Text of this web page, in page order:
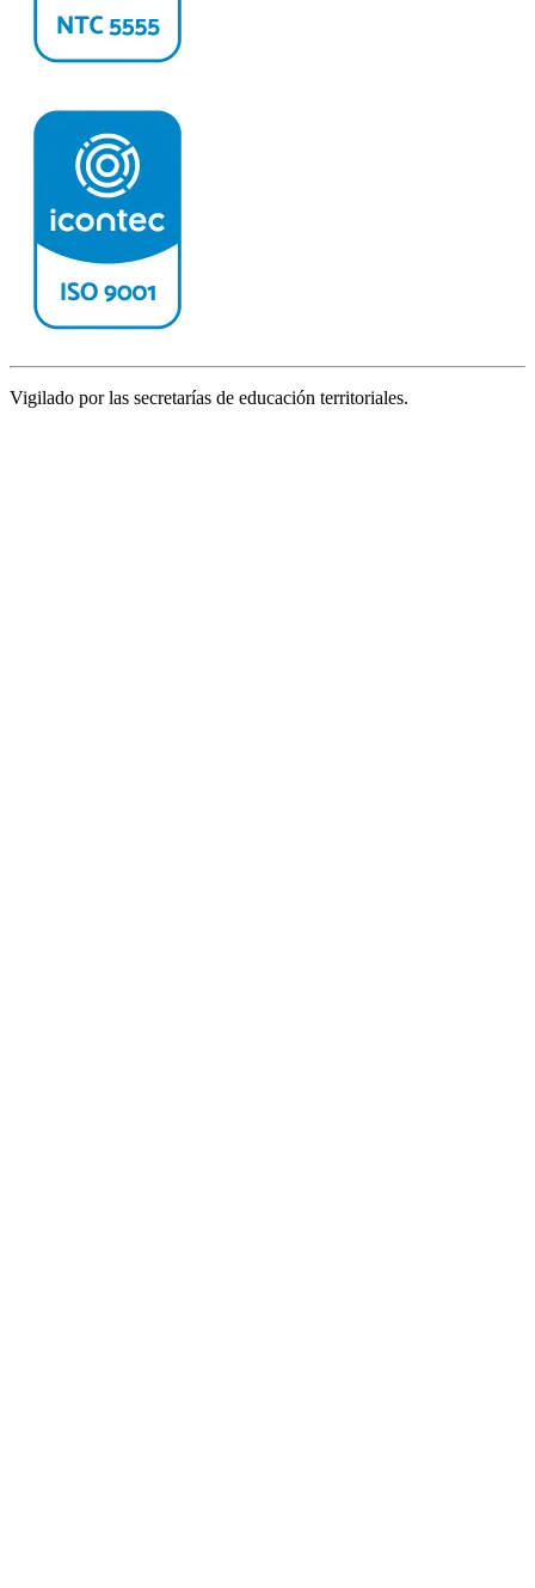
Vigilado por las secretarías de educación territoriales.